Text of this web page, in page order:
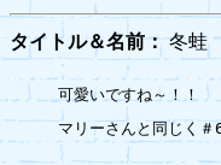
タイトル＆名前：冬
可愛いですね～！！
マリーさんと同じく＃